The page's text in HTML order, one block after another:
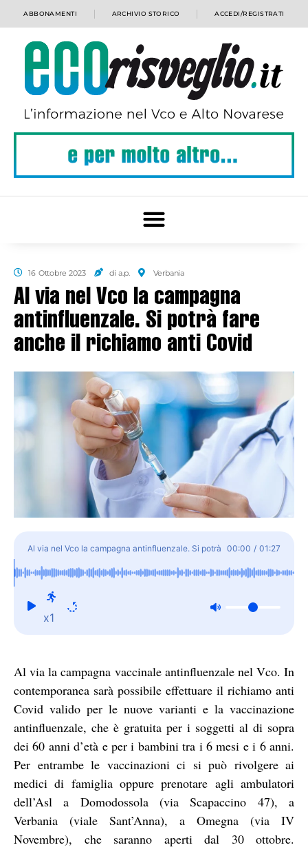
ABBONAMENTI ARCHIVIO STORICO ACCEDI/REGISTRATI
16 Ottobre 2023 di a.p. Verbania
Al via nel Vco la campagna
antinfluenzale. Si potrà fare
anche il richiamo anti Covid
Al via nel Vco la campagna antinfluenzale. Si potrà
fare anche il richiamo anti Covid
00:00 / 01:27
x1
Al via la campagna vaccinale antinfluenzale nel Vco. In
contemporanea sarà possibile effettuare il richiamo anti
Covid valido per le nuove varianti e la vaccinazione
antinfluenzale, che è gratuita per i soggetti al di sopra
dei 60 anni d’età e per i bambini tra i 6 mesi e i 6 anni.
Per entrambe le vaccinazioni ci si può rivolgere ai
medici di famiglia oppure prenotare agli ambulatori
dell’Asl a Domodossola (via Scapaccino 47), a
Verbania (viale Sant’Anna), a Omegna (via IV
Novembre), che saranno aperti dal 30 ottobre.